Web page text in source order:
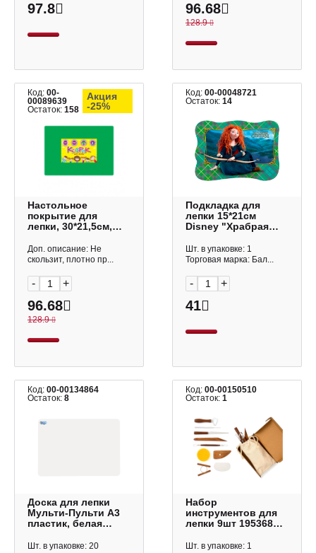
97.8 96.68
128.9
Код: 00-
00089639
Остаток: 158
Акция
-25%
Настольное
покрытие для
лепки, 30*21,5см,
508 ДПС
Доп. описание: Не
скользит, плотно пр...
- +
96.68
128.9
Код:00-00048721
Остаток:14
Подкладка для
лепки 15*21см
Disney "Храбрая
Балтик
Шт. в упаковке: 1
Торговая марка: Бал...
- +
41
Код: 00-00134864
Остаток: 8
Доска для лепки
Мульти-Пульти А3
пластик, белая
Шт. в упаковке: 20
Код:00-00150510
Остаток:1
Набор
инструментов для
лепки 9шт 195368
Шт. в упаковке: 1